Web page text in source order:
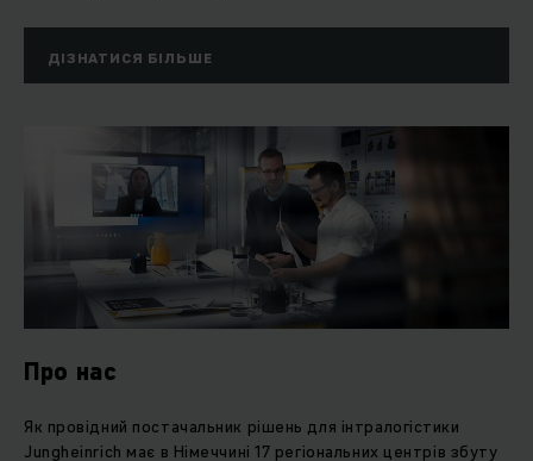
ДІЗНАТИСЯ БІЛЬШЕ
Про нас
Як провідний постачальник рішень для інтралогістики
Jungheinrich має в Німеччині 17 регіональних центрів збуту